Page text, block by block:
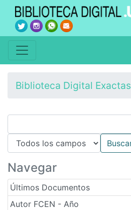
Biblioteca Digital Exactas
Navegar
Últimos Documentos
Autor FCEN - Año